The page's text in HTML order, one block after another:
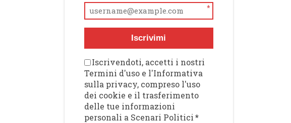
*
Iscrivimi
Iscrivendoti, accetti i nostri
Termini d'uso e l'Informativa
sulla privacy, compreso l'uso
dei cookie e il trasferimento
delle tue informazioni
personali a Scenari Politici*